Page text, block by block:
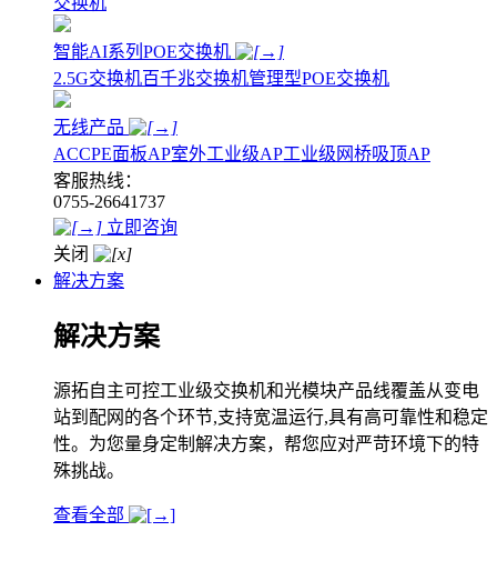
智能AI系列POE交换机
2.5G交换机百千兆交换机管理型POE交换机
无线产品
ACCPE面板AP室外工业级AP工业级网桥吸顶AP
客服热线：
0755-26641737
立即咨询
关闭
解决方案
解决方案
源拓自主可控工业级交换机和光模块产品线覆盖从变电
站到配网的各个环节,支持宽温运行,具有高可靠性和稳定
性。为您量身定制解决方案，帮您应对严苛环境下的特
殊挑战。
查看全部